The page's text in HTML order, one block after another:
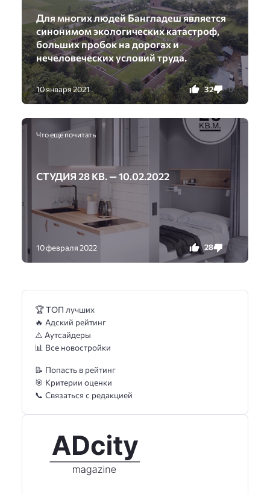
Для многих людей Бангладеш является
синонимом экологических катастроф,
больших пробок на дорогах и
нечеловеческих условий труда.
10 января 2021 32 0
Что еще почитать
СТУДИЯ 28 КВ. — 10.02.2022
10 февраля 2022 28 0
🏆 ТОП лучших
🔥 Адский рейтинг
⚠️ Аутсайдеры
📊 Все новостройки
📝 Попасть в рейтинг
🎯 Критерии оценки
📞 Связаться с редакцией